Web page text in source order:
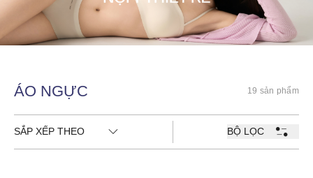
ÁO NGỰC 19 sản phẩm
SẮP XẾP THEO BỘ LỌC